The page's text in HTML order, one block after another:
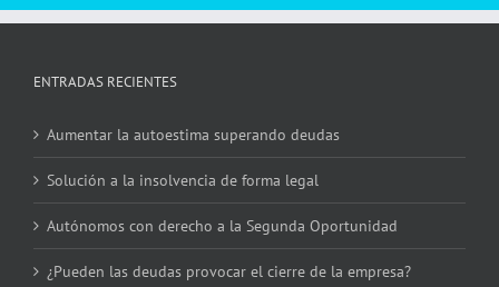
ENTRADAS RECIENTES
Aumentar la autoestima superando deudas
Solución a la insolvencia de forma legal
Autónomos con derecho a la Segunda Oportunidad
¿Pueden las deudas provocar el cierre de la empresa?